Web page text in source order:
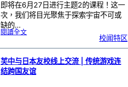
即将在6月27日进行主题2的课程！这一
次，我们将目光聚焦于探索宇宙不可或
缺的…
閱讀全文:太
进
班
0
2
|近
距
离
校闻特区
芙中与日本友校线上交流 | 传统游戏连
结跨国友谊